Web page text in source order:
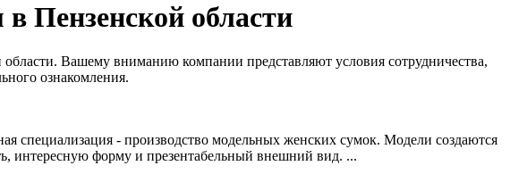
Пензенской области
Вашему вниманию компании представляют условия сотрудничества,
ознакомления.
специализация - производство модельных женских сумок. Модели создаются
интересную форму и презентабельный внешний вид. ...